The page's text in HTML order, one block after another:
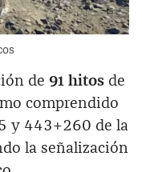
de 91 hitos de
comprendido
y 443+260 de la
la señalización